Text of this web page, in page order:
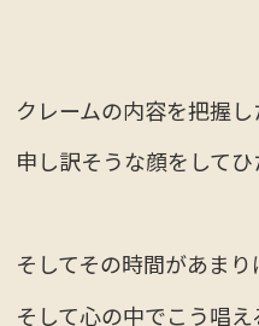
クレームの内容を把握し
申し訳そうな顔をしてひ
そしてその時間があまり
そして心の中でこう唱え